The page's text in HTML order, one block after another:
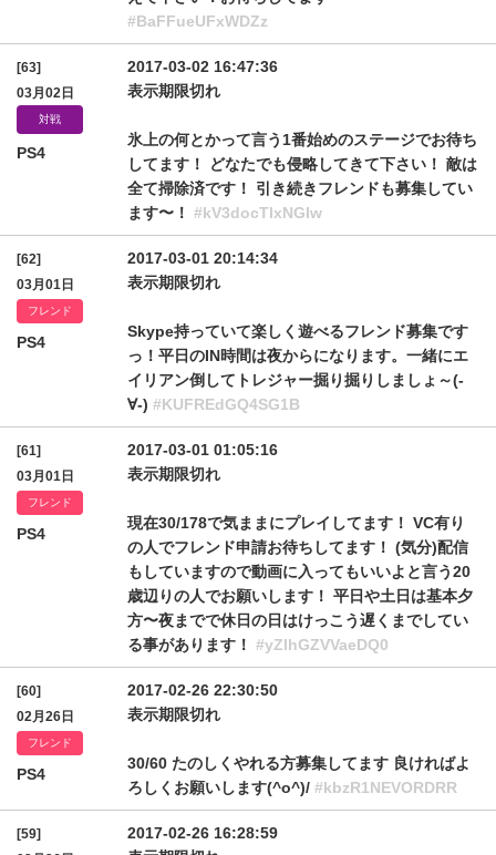
#BaFFueUFxWDZz
[63]
03月02日
対戦
PS4
2017-03-02 16:47:36
表示期限切れ
氷上の何とかって言う1番始めのステージでお待ち
してます！ どなたでも侵略してきて下さい！ 敵は
全て掃除済です！ 引き続きフレンドも募集してい
ます〜！ #kV3docTlxNGIw
[62]
03月01日
フレンド
PS4
2017-03-01 20:14:34
表示期限切れ
Skype持っていて楽しく遊べるフレンド募集です
っ！平日のIN時間は夜からになります。一緒にエ
イリアン倒してトレジャー掘り掘りしましょ～(-
∀-) #KUFREdGQ4SG1B
[61]
03月01日
フレンド
PS4
2017-03-01 01:05:16
表示期限切れ
現在30/178で気ままにプレイしてます！ VC有り
の人でフレンド申請お待ちしてます！ (気分)配信
もしていますので動画に入ってもいいよと言う20
歳辺りの人でお願いします！ 平日や土日は基本夕
方〜夜までで休日の日はけっこう遅くまでしてい
る事があります！ #yZlhGZVVaeDQ0
[60]
02月26日
フレンド
PS4
2017-02-26 22:30:50
表示期限切れ
30/60 たのしくやれる方募集してます 良ければよ
ろしくお願いします(^o^)/ #kbzR1NEVORDRR
[59]
2017-02-26 16:28:59